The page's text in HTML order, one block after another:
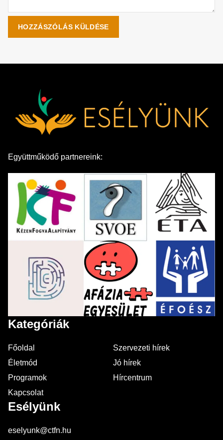
Együttműködő partnereink:
Kategóriák
Főoldal
Szervezeti hírek
Életmód
Jó hírek
Programok
Hírcentrum
Kapcsolat
Esélyünk
eselyunk@ctfn.hu